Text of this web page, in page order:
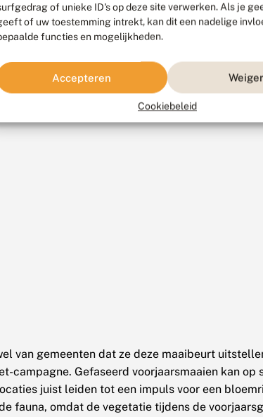
of unieke ID's op deze site verwerken. Als je
of uw toestemming intrekt, kan dit een nadelige
functies en mogelijkheden.
Accepteren
Cookiebeleid
van gemeenten dat ze deze maaibeurt
campagne. Gefaseerd voorjaarsmaaien kan op
juist leiden tot een impuls voor een
fauna, omdat de vegetatie tijdens de